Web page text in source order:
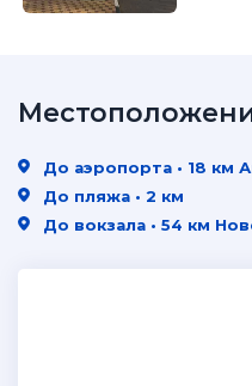
До аэропорта • 18 км
До пляжа • 2 км
До вокзала • 54 км